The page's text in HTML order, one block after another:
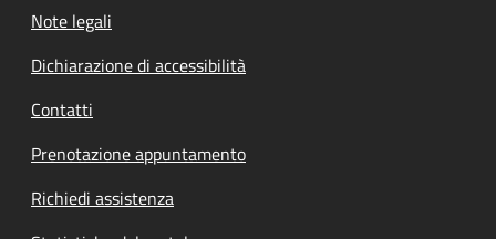
Note legali
Dichiarazione di accessibilità
Contatti
Prenotazione appuntamento
Richiedi assistenza